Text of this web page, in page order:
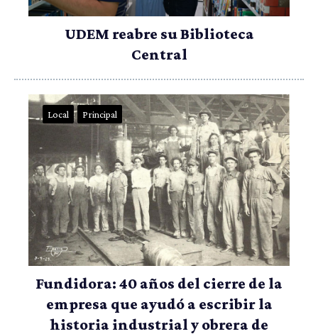
UDEM reabre su Biblioteca
Central
Local Principal
Fundidora: 40 años del cierre de la
empresa que ayudó a escribir la
historia industrial y obrera de